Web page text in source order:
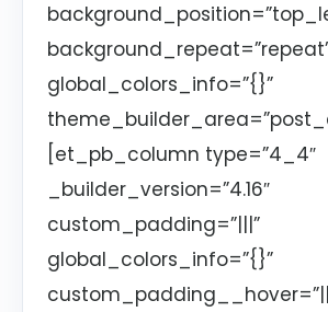
global_colors_info=”{}”
[et_pb_column type=”4_4″
_builder_version=”4.16″
custom_padding=”|||”
global_colors_info=”{}”